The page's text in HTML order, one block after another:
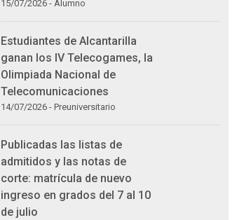
15/07/2026 - Alumno
Estudiantes de Alcantarilla
ganan los IV Telecogames, la
Olimpiada Nacional de
Telecomunicaciones
14/07/2026 - Preuniversitario
Publicadas las listas de
admitidos y las notas de
corte: matrícula de nuevo
ingreso en grados del 7 al 10
de julio